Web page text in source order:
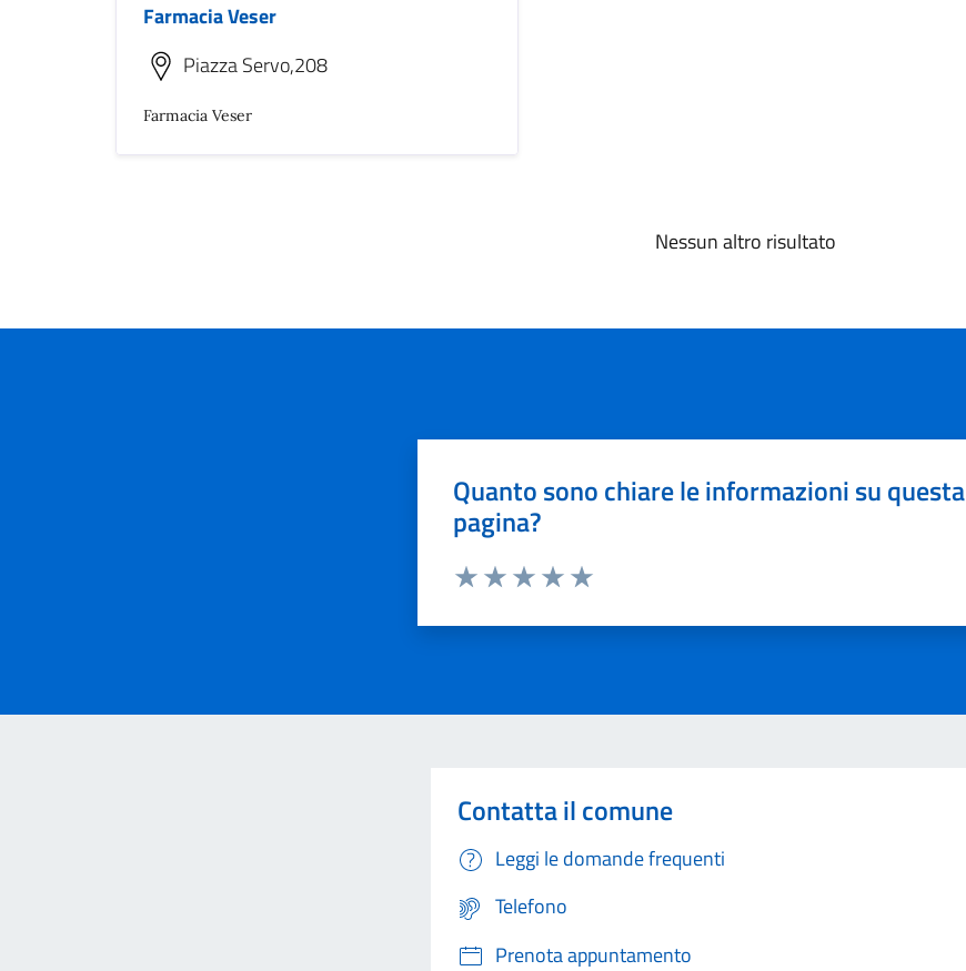
Farmacia Veser
Piazza Servo,208
Farmacia Veser
Nessun altro risultato
Quanto sono chiare le informazioni su questa
pagina?
Contatta il comune
Leggi le domande frequenti
Telefono
Prenota appuntamento